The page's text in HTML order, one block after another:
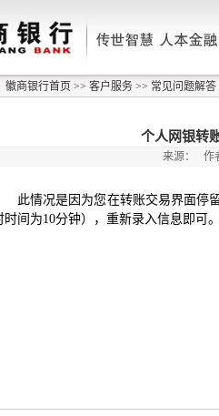
徽商银行首页 >> 客户服务 >> 常见问题解答
个人网银转
来源： 作